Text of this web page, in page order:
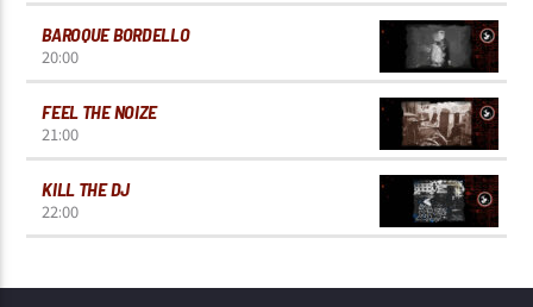
BAROQUE BORDELLO
20:00
FEEL THE NOIZE
21:00
KILL THE DJ
22:00